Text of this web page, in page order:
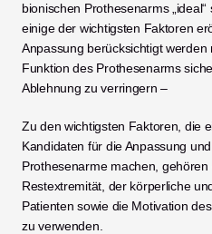
bionischen Prothesenarms
einige der wichtigsten Faktoren
Anpassung berücksichtigt
Funktion des Prothesenarms
Ablehnung zu verringern –
Zu den wichtigsten Faktoren, die
Kandidaten für die Anpassung
Prothesenarme machen,
Restextremität, der körperliche
Patienten sowie die Motivation
zu verwenden.